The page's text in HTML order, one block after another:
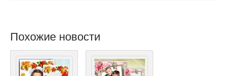
Похожие новости